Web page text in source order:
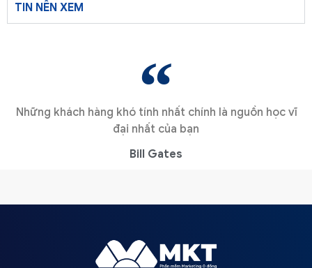
TIN NÊN XEM
Những khách hàng khó tính nhất chính là nguồn học vĩ
đại nhất của bạn
Bill Gates